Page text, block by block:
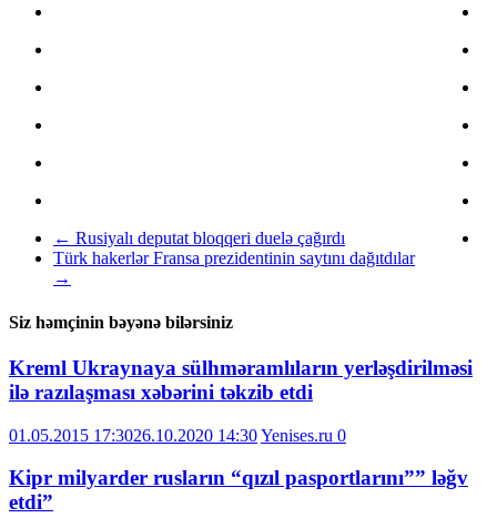
← Rusiyalı deputat bloqqeri duelə çağırdı
Türk hakerlər Fransa prezidentinin saytını dağıtdılar
→
Siz həmçinin bəyənə bilərsiniz
Kreml Ukraynaya sülhməramlıların yerləşdirilməsi
ilə razılaşması xəbərini təkzib etdi
01.05.2015 17:3026.10.2020 14:30Yenises.ru 0
Kipr milyarder rusların “qızıl pasportlarını”” ləğv
etdi”